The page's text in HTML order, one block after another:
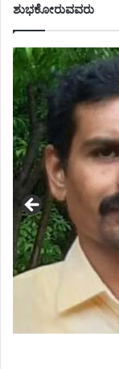
ಶುಭಕೋರುವವರು